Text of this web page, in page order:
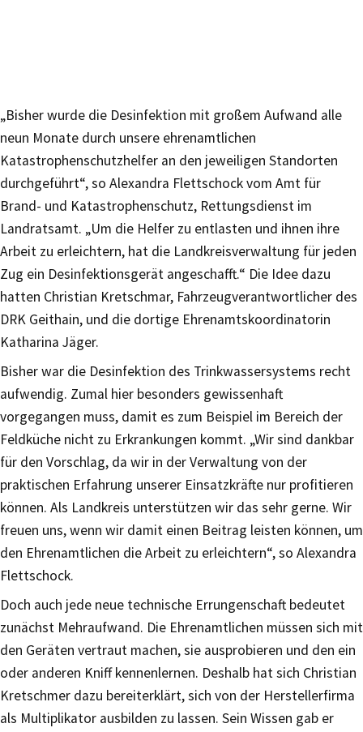
„Bisher wurde die Desinfektion mit großem Aufwand alle
neun Monate durch unsere ehrenamtlichen
Katastrophenschutzhelfer an den jeweiligen Standorten
durchgeführt“, so Alexandra Flettschock vom Amt für
Brand- und Katastrophenschutz, Rettungsdienst im
Landratsamt. „Um die Helfer zu entlasten und ihnen ihre
Arbeit zu erleichtern, hat die Landkreisverwaltung für jeden
Zug ein Desinfektionsgerät angeschafft.“ Die Idee dazu
hatten Christian Kretschmar, Fahrzeugverantwortlicher des
DRK Geithain, und die dortige Ehrenamtskoordinatorin
Katharina Jäger.
Bisher war die Desinfektion des Trinkwassersystems recht
aufwendig. Zumal hier besonders gewissenhaft
vorgegangen muss, damit es zum Beispiel im Bereich der
Feldküche nicht zu Erkrankungen kommt. „Wir sind dankbar
für den Vorschlag, da wir in der Verwaltung von der
praktischen Erfahrung unserer Einsatzkräfte nur profitieren
können. Als Landkreis unterstützen wir das sehr gerne. Wir
freuen uns, wenn wir damit einen Beitrag leisten können, um
den Ehrenamtlichen die Arbeit zu erleichtern“, so Alexandra
Flettschock.
Doch auch jede neue technische Errungenschaft bedeutet
zunächst Mehraufwand. Die Ehrenamtlichen müssen sich mit
den Geräten vertraut machen, sie ausprobieren und den ein
oder anderen Kniff kennenlernen. Deshalb hat sich Christian
Kretschmer dazu bereiterklärt, sich von der Herstellerfirma
als Multiplikator ausbilden zu lassen. Sein Wissen gab er